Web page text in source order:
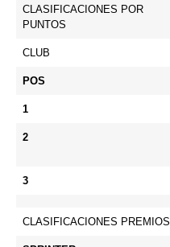
CLASIFICACIONES POR
PUNTOS
CLUB
POS
1
2
3
CLASIFICACIONES PREMIOS